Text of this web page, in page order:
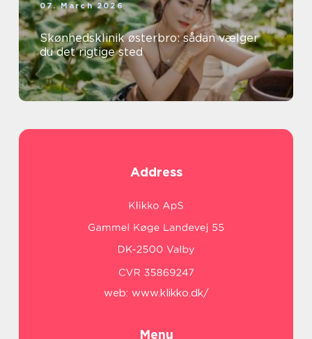
07. March 2026
Skønhedsklinik østerbro: sådan vælger
du det rigtige sted
Address
web: www.klikko.dk/
Menu